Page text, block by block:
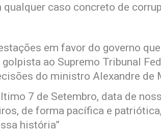
caso concreto de
em favor do governo
ao Supremo Tribunal
do ministro Alexandre de
7 de Setembro, data de
de forma pacífica e
história”